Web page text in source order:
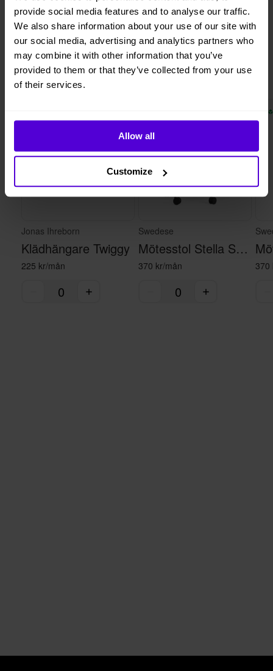
provide social media features and to analyse our traffic.
We also share information about your use of our site with
our social media, advertising and analytics partners who
may combine it with other information that you’ve
provided to them or that they’ve collected from your use
of their services.
Allow all
Customize
utförande.
OBJECT NR 002-02
Helt flexibelt
1 månads
uppsägningstid
Liknande produkter
Jonas Ihreborn
Klädhängare Twiggy
225 kr/mån
Swedese
Mötesstol Stella Svart
370 kr/mån 370